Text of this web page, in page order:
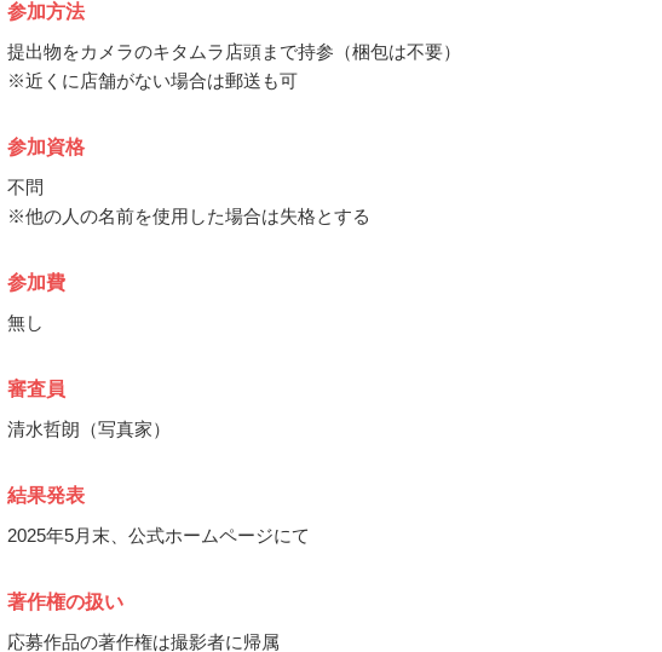
参加方法
提出物をカメラのキタムラ店頭まで持参（梱包は不要）
※近くに店舗がない場合は郵送も可
参加資格
不問
※他の人の名前を使用した場合は失格とする
参加費
無し
審査員
清水哲朗（写真家）
結果発表
2025年5月末、公式ホームページにて
著作権の扱い
応募作品の著作権は撮影者に帰属